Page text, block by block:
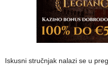
Iskusni stručnjak nalazi se u